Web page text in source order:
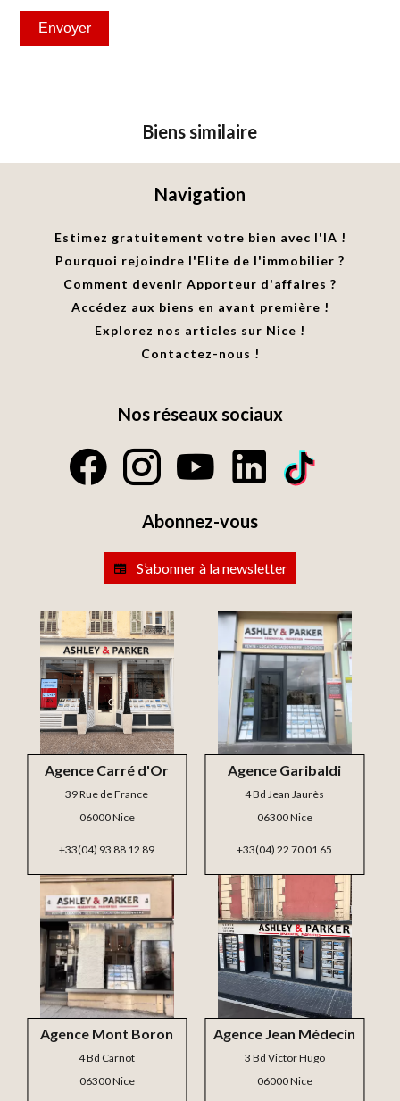
Envoyer
Biens similaire
Navigation
Estimez gratuitement votre bien avec l'IA !
Pourquoi rejoindre l'Elite de l'immobilier ?
Comment devenir Apporteur d'affaires ?
Accédez aux biens en avant première !
Explorez nos articles sur Nice !
Contactez-nous !
Nos réseaux sociaux
Abonnez-vous
S’abonner à la newsletter
Agence Jean Médecin
3 Bd Victor Hugo
06000 Nice
Agence Carré d'Or
39 Rue de France
06000 Nice
+33(04) 93 88 12 89
Agence Garibaldi
4 Bd Jean Jaurès
06300 Nice
+33(04) 22 70 01 65
Agence Mont Boron
4 Bd Carnot
06300 Nice